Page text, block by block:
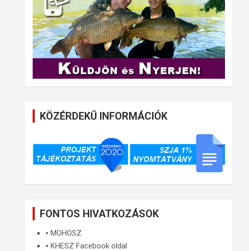
KÖZÉRDEKŰ INFORMÁCIÓK
FONTOS HIVATKOZÁSOK
🞄MOHOSZ
🞄KHESZ Facebook oldal